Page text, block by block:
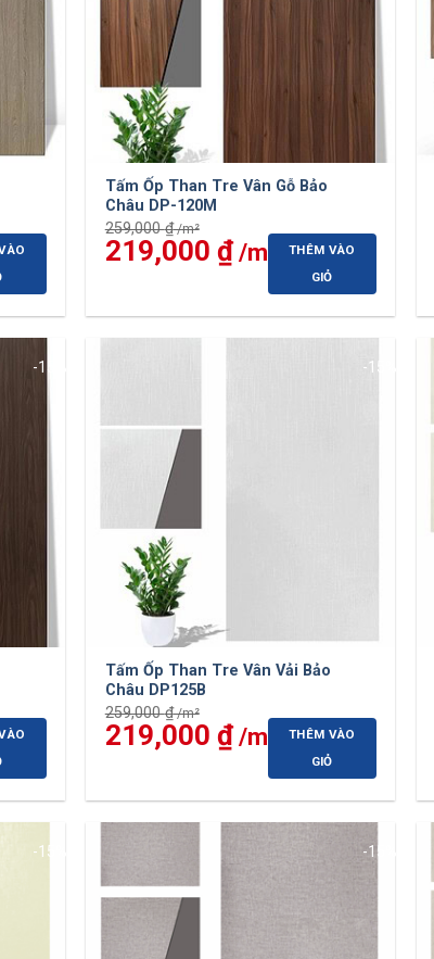
Tấm Ốp Than Tre Vân Gỗ Bảo
Châu DP-120M
259,000₫
Giá
gốc
219,000 ₫
Giá
hiện
THÊM VÀO
GIỎ
-15% -15%
Tấm Ốp Than Tre Vân Vải Bảo
Châu DP125B
259,000₫
Giá
gốc
219,000 ₫
Giá
hiện
THÊM VÀO
GIỎ
-15% -15%